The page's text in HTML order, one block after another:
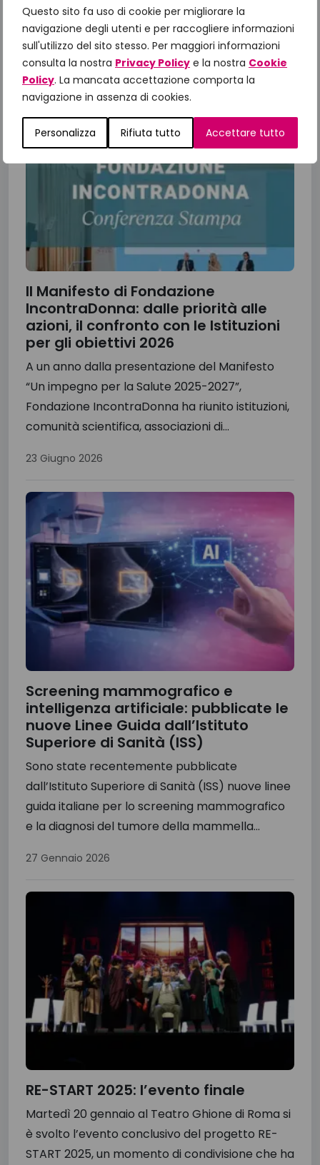
Questo sito fa uso di cookie per migliorare la
navigazione degli utenti e per raccogliere informazioni
sull'utilizzo del sito stesso. Per maggiori informazioni
consulta la nostra Privacy Policy e la nostra Cookie
Policy. La mancata accettazione comporta la
navigazione in assenza di cookies.
Personalizza Rifiuta tutto Accettare tutto
supporta la ricerca oncologica, in particolare il
progetto di ricerca sulla piattaforma...
13 Luglio 2026
Il Manifesto di Fondazione
IncontraDonna: dalle priorità alle
azioni, il confronto con le Istituzioni
per gli obiettivi 2026
A un anno dalla presentazione del Manifesto
“Un impegno per la Salute 2025-2027”,
Fondazione IncontraDonna ha riunito istituzioni,
comunità scientifica, associazioni di...
23 Giugno 2026
Screening mammografico e
intelligenza artificiale: pubblicate le
nuove Linee Guida dall’Istituto
Superiore di Sanità (ISS)
Sono state recentemente pubblicate
dall’Istituto Superiore di Sanità (ISS) nuove linee
guida italiane per lo screening mammografico
e la diagnosi del tumore della mammella...
27 Gennaio 2026
RE-START 2025: l’evento finale
Martedì 20 gennaio al Teatro Ghione di Roma si
è svolto l’evento conclusivo del progetto RE-
START 2025, un momento di condivisione che ha